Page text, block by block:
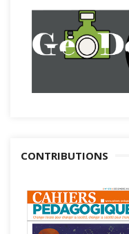
CONTRIBUTIONS